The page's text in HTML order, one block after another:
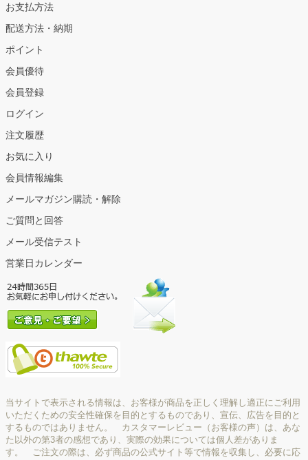
お支払方法
配送方法・納期
ポイント
会員優待
会員登録
ログイン
注文履歴
お気に入り
会員情報編集
メールマガジン購読・解除
ご質問と回答
メール受信テスト
営業日カレンダー
当サイトで表示される情報は、お客様が商品を正しく理解し適正にご利用
いただくための安全性確保を目的とするものであり、宣伝、広告を目的と
するものではありません。 カスタマーレビュー（お客様の声）は、あな
た以外の第3者の感想であり、実際の効果については個人差がありま
す。 ご注文の際は、必ず商品の公式サイト等で情報を収集し、必要に応